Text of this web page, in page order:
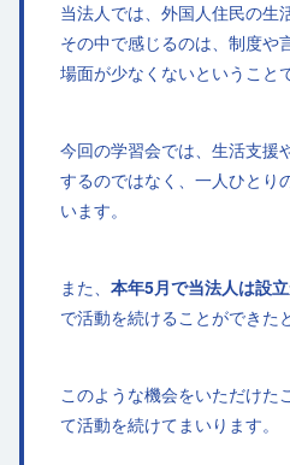
当法人では、外国人住民の生
その中で感じるのは、制度や
場面が少なくないということで
今回の学習会では、生活支援
するのではなく、一人ひとり
います。
また、 本年5月で当法人は設
で活動を続けることができた
このような機会をいただけた
て活動を続けてまいります。